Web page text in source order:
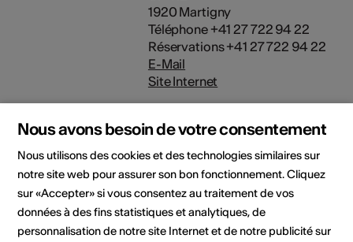
1920 Martigny
Téléphone +41 27 722 94 22
Réservations +41 27 722 94 22
E-Mail
Site Internet
Domaine
Type d'événement
Spectacle
Classe d'âge
À partir de 12 ans
Nous avons besoin de votre consentement
Nous utilisons des cookies et des technologies similaires sur
notre site web pour assurer son bon fonctionnement. Cliquez
sur «Accepter» si vous consentez au traitement de vos
données à des fins statistiques et analytiques, de
personnalisation de notre site Internet et de notre publicité sur